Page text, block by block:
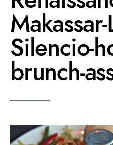
Silencio-
brunch-